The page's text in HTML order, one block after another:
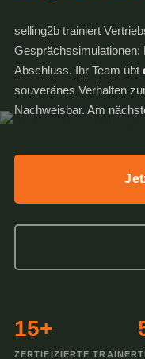
selling2b trainiert
Gesprächssimulationen:
Abschluss. Ihr Team übt
souveränes Verhalten
Nachweisbar. Am
15+
ZERTIFIZIERTE TRAINER